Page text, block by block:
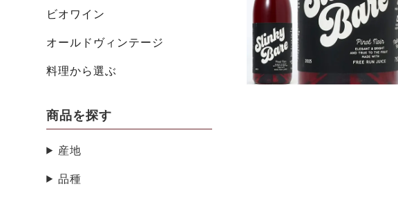
ビオワイン
オールドヴィンテージ
料理から選ぶ
商品を探す
産地
品種